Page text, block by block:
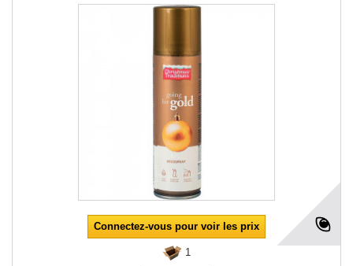
Connectez-vous pour voir les prix
1